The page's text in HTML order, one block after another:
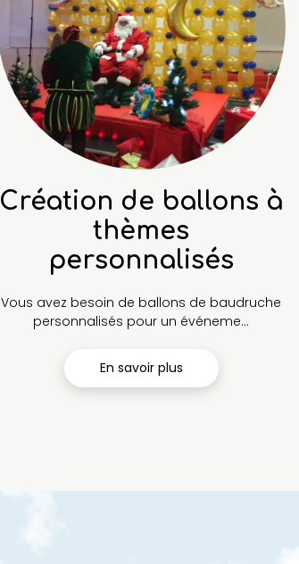
Création de ballons à
thèmes
personnalisés
Vous avez besoin de ballons de baudruche
personnalisés pour un événeme...
En savoir plus